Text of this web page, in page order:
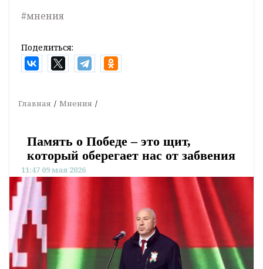
#мнения
Поделиться:
Главная Мнения
Память о Победе – это щит,
который оберегает нас от забвения
11:47 09 мая 2026